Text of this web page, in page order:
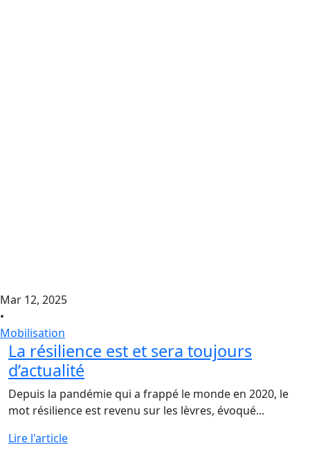
Mar 12, 2025
•
Mobilisation
La résilience est et sera toujours
d’actualité
Depuis la pandémie qui a frappé le monde en 2020, le
mot résilience est revenu sur les lèvres, évoqué...
Lire l'article